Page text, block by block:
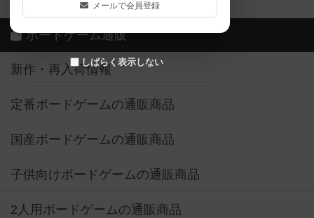
メールで会員登録
しばらく表示しない
ボードゲーム通販
新作・再入荷情報
定番ボードゲームの通販商品
国産ボードゲームの通販商品
子供向けボードゲームの通販商品
2人用ボードゲームの通販商品